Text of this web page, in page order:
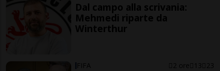
Dal campo alla scrivania:
Mehmedi riparte da
Winterthur
FIFA 2 ore 13 23